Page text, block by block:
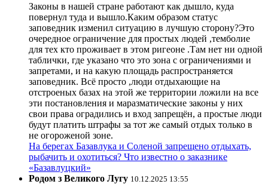
Законы в нашей стране работают как дышло, куда
повернул туда и вышло.Каким образом статус
заповедник изменил ситуацию в лучшую сторону?Это
очередное ограничение для простых людей ,темболие
для тех кто проживает в этом ригеоне .Там нет ни одной
таблички, где указано что это зона с ограничениями и
запретами, и на какую площадь распространяется
заповедник. Всё просто ,люди отдыхающие на
отстроеных базах на этой же территории ложили на все
эти постановления и маразматические законы у них
свои права оградились и вход запрещён, а простые люди
будут платить штрафы за тот же самый отдых только в
не огороженой зоне.
На берегах Базавлука и Соленой запрещено отдыхать,
рыбачить и охотиться? Что известно о заказнике
«Базавлуцкий»
Родом з Великого Лугу 10.12.2025 13:55